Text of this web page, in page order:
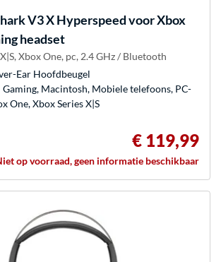
V3 X Hyperspeed voor Xbox
headset
Xbox One, pc, 2.4 GHz / Bluetooth
Ear Hoofdbeugel
Macintosh, Mobiele telefoons, PC-
One, Xbox Series X|S
€ 119,99
op voorraad, geen informatie beschikbaar